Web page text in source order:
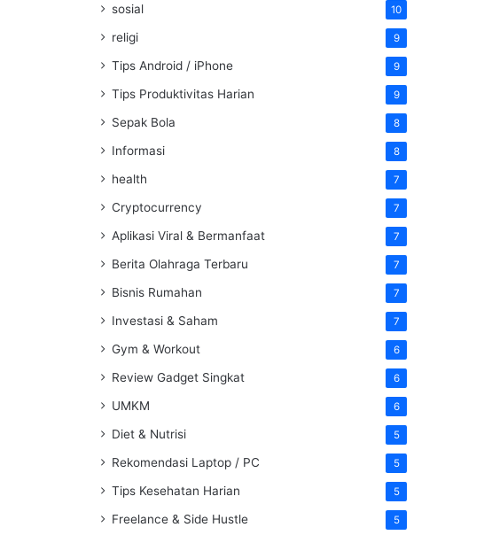
sosial 10
religi 9
Tips Android / iPhone 9
Tips Produktivitas Harian 9
Sepak Bola 8
Informasi 8
health 7
Cryptocurrency 7
Aplikasi Viral & Bermanfaat 7
Berita Olahraga Terbaru 7
Bisnis Rumahan 7
Investasi & Saham 7
Gym & Workout 6
Review Gadget Singkat 6
UMKM 6
Diet & Nutrisi 5
Rekomendasi Laptop / PC 5
Tips Kesehatan Harian 5
Freelance & Side Hustle 5